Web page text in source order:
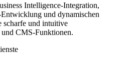
Intelligence-Integration,
und dynamischen
scharfe und intuitive
CMS-Funktionen.